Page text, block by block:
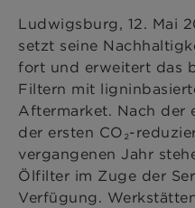
Ludwigsburg, 12. Mai
setzt seine
fort und erweitert das
Filtern mit
Aftermarket. Nach der
der ersten CO₂-
vergangenen Jahr
Ölfilter im Zuge der
Verfügung.